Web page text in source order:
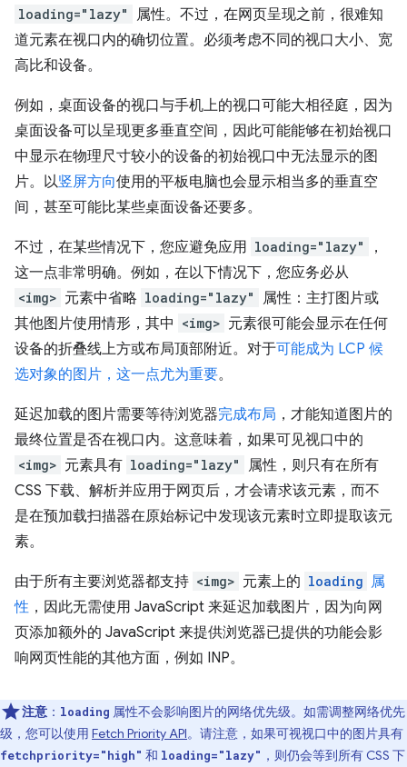
loading="lazy"
属性。不过，在网页呈现之前，很难知
道元素在视口内的确切位置。必须考虑不同的视口大小、宽
高比和设备。
例如，桌面设备的视口与手机上的视口可能大相径庭，因为
桌面设备可以呈现更多垂直空间，因此可能能够在初始视口
中显示在物理尺寸较小的设备的初始视口中无法显示的图
片。以竖屏方向使用的平板电脑也会显示相当多的垂直空
间，甚至可能比某些桌面设备还要多。
不过，在某些情况下，您应避免应用 loading="lazy"
，
这一点非常明确。例如，在以下情况下，您应务必从
<img> 元素中省略 loading="lazy"
属性：主打图片或
其他图片使用情形，其中 <img> 元素很可能会显示在任何
设备的折叠线上方或布局顶部附近。对于可能成为 LCP 候
选对象的图片，这一点尤为重要。
延迟加载的图片需要等待浏览器完成布局 ，才能知道图片的
最终位置是否在视口内。这意味着，如果可见视口中的
<img> 元素具有 loading="lazy"
属性，则只有在所有
CSS 下载、解析并应用于网页后，才会请求该元素，而不
是在预加载扫描器在原始标记中发现该元素时立即提取该元
素。
由于所有主要浏览器都支持 <img> 元素上的 loading 属
性 ，因此无需使用 JavaScript 来延迟加载图片，因为向网
页添加额外的 JavaScript 来提供浏览器已提供的功能会影
响网页性能的其他方面，例如 INP。
注意 ： loading 属性不会影响图片的网络优先级。如需调整网络优先
级，您可以使用 Fetch Priority API。请注意，如果可视视口中的图片具有
fetchpriority="high" 和 loading="lazy" ，则仍会等到所有 CSS 下